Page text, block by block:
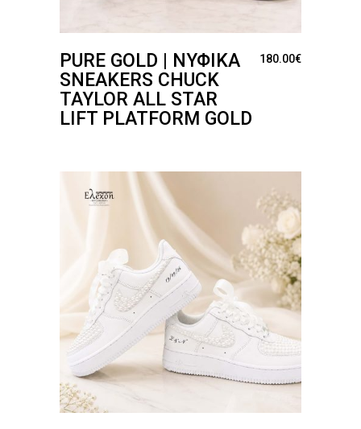
PURE GOLD | ΝΥΦΙΚΆ
SNEAKERS CHUCK
TAYLOR ALL STAR
LIFT PLATFORM GOLD
180.00€